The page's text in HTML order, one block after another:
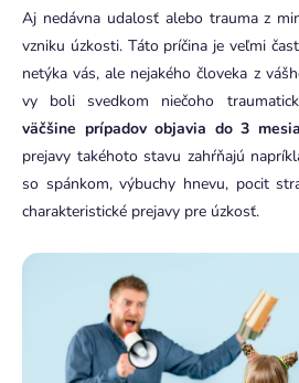
Aj nedávna udalosť alebo trauma z
vzniku úzkosti. Táto príčina je veľmi
netýka vás, ale nejakého človeka z
vy boli svedkom niečoho
väčšine prípadov objavia do 3
prejavy takéhoto stavu zahŕňajú
so spánkom, výbuchy hnevu, pocit
charakteristické prejavy pre úzkosť.